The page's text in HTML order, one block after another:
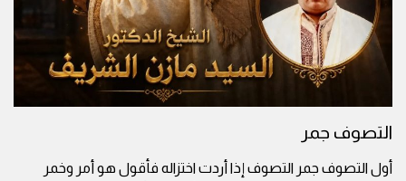
التصوف جمر
أول التصوف جمر التصوف إذا أردت اختزاله فأقول هو أمر وخمر